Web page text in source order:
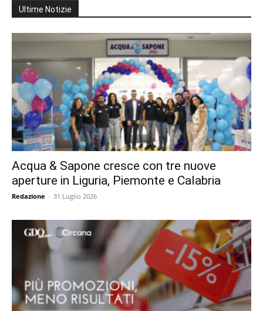
Ultime Notizie
Acqua & Sapone cresce con tre nuove
aperture in Liguria, Piemonte e Calabria
Redazione - 31 Luglio 2026